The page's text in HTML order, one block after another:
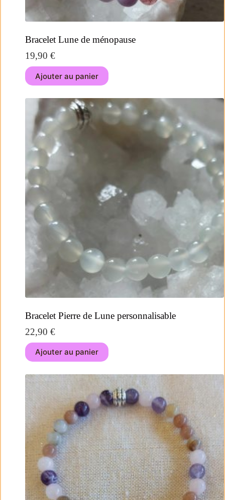
Bracelet Lune de ménopause
19,90 €
Ajouter au panier
Bracelet Pierre de Lune personnalisable
22,90 €
Ajouter au panier